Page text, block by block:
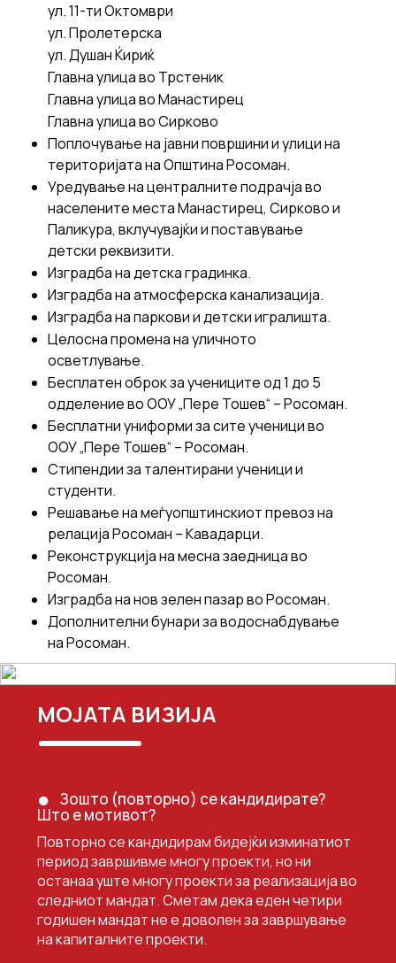
ул. 11-ти Октомври
ул. Пролетерска
ул. Душан Ќириќ
Главна улица во Трстеник
Главна улица во Манастирец
Главна улица во Сирково
Поплочување на јавни површини и улици на
територијата на Општина Росоман.
Уредување на централните подрачја во
населените места Манастирец, Сирково и
Паликура, вклучувајќи и поставување
детски реквизити.
Изградба на детска градинка.
Изградба на атмосферска канализација.
Изградба на паркови и детски игралишта.
Целосна промена на уличното
осветлување.
Бесплатен оброк за учениците од 1 до 5
одделение во ООУ „Пере Тошев“ – Росоман.
Бесплатни униформи за сите ученици во
ООУ „Пере Тошев“ – Росоман.
Стипендии за талентирани ученици и
студенти.
Решавање на меѓуопштинскиот превоз на
релација Росоман – Кавадарци.
Реконструкција на месна заедница во
Росоман.
Изградба на нов зелен пазар во Росоман.
Дополнителни бунари за водоснабдување
на Росоман.
МОЈАТА ВИЗИЈА
Зошто (повторно) се кандидирате?
Што е мотивот?
Повторно се кандидирам бидејќи изминатиот
период завршивме многу проекти, но ни
останаа уште многу проекти за реализација во
следниот мандат. Сметам дека еден четири
годишен мандат не е доволен за завршување
на капиталните проекти.